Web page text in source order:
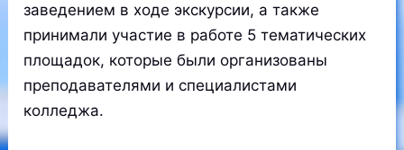
заведением в ходе экскурсии, а также
принимали участие в работе 5 тематических
площадок, которые были организованы
преподавателями и специалистами
колледжа.